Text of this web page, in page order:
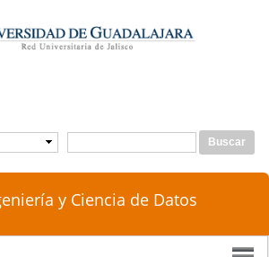
contenido
principal
Formulario de búsqueda
Buscar
y Ciencia de Datos